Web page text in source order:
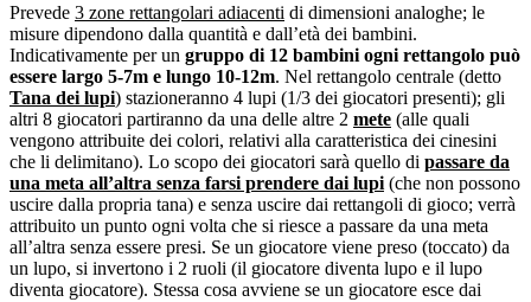
Prevede 3 zone rettangolari adiacenti di dimensioni analoghe; le
misure dipendono dalla quantità e dall’età dei bambini.
Indicativamente per un gruppo di 12 bambini ogni rettangolo può
essere largo 5-7m e lungo 10-12m. Nel rettangolo centrale (detto
Tana dei lupi) stazioneranno 4 lupi (1/3 dei giocatori presenti); gli
altri 8 giocatori partiranno da una delle altre 2 mete (alle quali
vengono attribuite dei colori, relativi alla caratteristica dei cinesini
che li delimitano). Lo scopo dei giocatori sarà quello di passare da
una meta all’altra senza farsi prendere dai lupi (che non possono
uscire dalla propria tana) e senza uscire dai rettangoli di gioco; verrà
attribuito un punto ogni volta che si riesce a passare da una meta
all’altra senza essere presi. Se un giocatore viene preso (toccato) da
un lupo, si invertono i 2 ruoli (il giocatore diventa lupo e il lupo
diventa giocatore). Stessa cosa avviene se un giocatore esce dai